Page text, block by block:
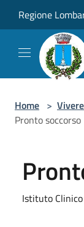
Regione
Home >
Pronto soccorso
Istituto